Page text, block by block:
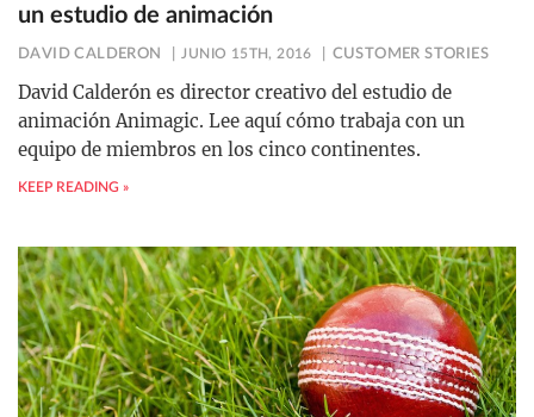
un estudio de animación
DAVID CALDERON JUNIO 15TH, 2016 CUSTOMER STORIES
David Calderón es director creativo del estudio de
animación Animagic. Lee aquí cómo trabaja con un
equipo de miembros en los cinco continentes.
KEEP READING »